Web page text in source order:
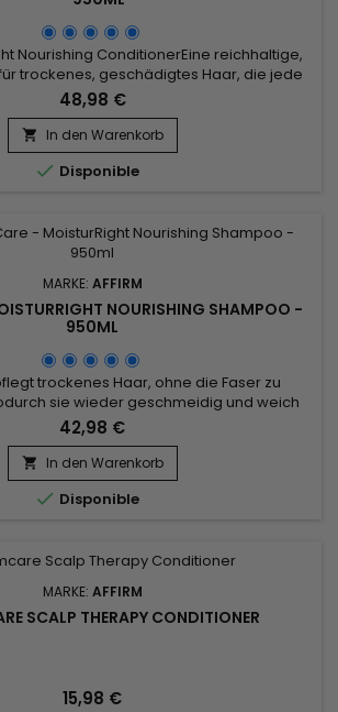
Nourishing ConditionerEine reichhaltige,
trockenes, geschädigtes Haar, die jede
von innen heraus mit Feuchtigkeit und
versorgt.&nbsp; &nbsp;950ml
48,98 €
 In den Warenkorb
 Disponible
MARKE: AFFIRM
NOURISHING SHAMPOO -
950ML
trockenes Haar, ohne die Faser zu
sie wieder geschmeidig und weich
Formel des nährenden Affirm
ist sulfatfrei und mit Buriti- und
Sie beugt dem Austrocknen des
es und verleiht geschädigtem Haar
Glanz und...
42,98 €
 In den Warenkorb
 Disponible
MARKE: AFFIRM
SCALP THERAPY CONDITIONER
15,98 €